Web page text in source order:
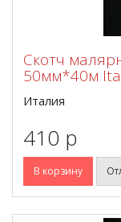
Скотч
50мм*40м
Италия
410 p
В корзину